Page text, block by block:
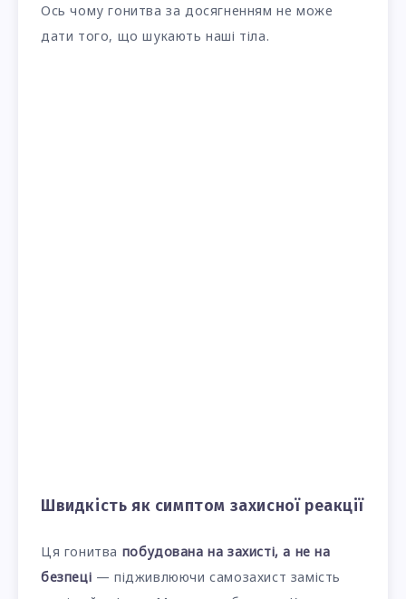
Ось чому гонитва за досягненням не може
дати того, що шукають наші тіла.
Швидкість як симптом захисної реакції
Ця гонитва побудована на захисті, а не на
безпеці — підживлюючи самозахист замість